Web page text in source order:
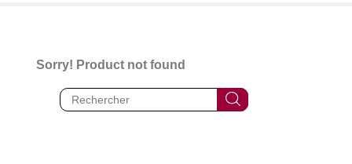
Sorry! Product not found